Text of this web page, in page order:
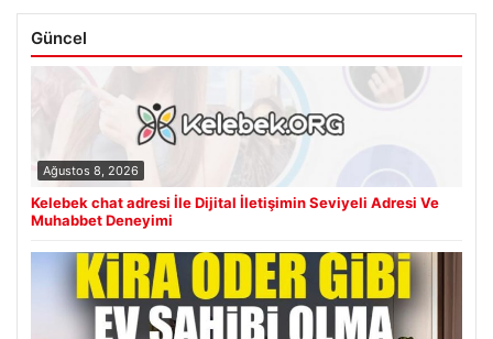
Güncel
Ağustos 8, 2026
Kelebek chat adresi İle Dijital İletişimin Seviyeli Adresi Ve
Muhabbet Deneyimi